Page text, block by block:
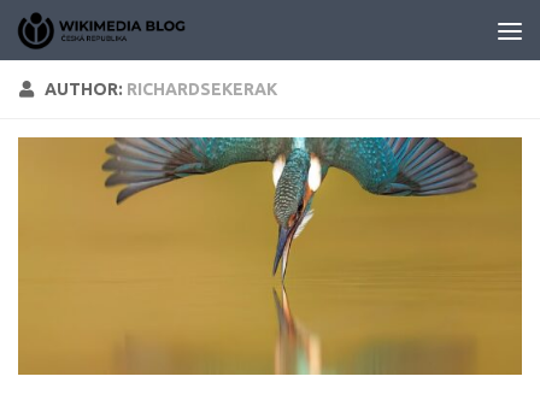
Skip to content
AUTHOR: RICHARDSEKERAK